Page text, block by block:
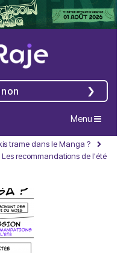
Navigation
Menu
trame dans le Manga ?
recommandations de l'été